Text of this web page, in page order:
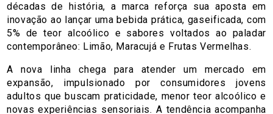
décadas de história, a marca reforça sua aposta em
inovação ao lançar uma bebida prática, gaseificada, com
5% de teor alcoólico e sabores voltados ao paladar
contemporâneo: Limão, Maracujá e Frutas Vermelhas.
A nova linha chega para atender um mercado em
expansão, impulsionado por consumidores jovens
adultos que buscam praticidade, menor teor alcoólico e
novas experiências sensoriais. A tendência acompanha